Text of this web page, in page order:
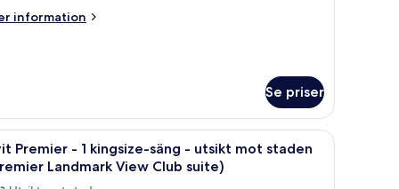
information
Se priser
utsikt över staden, en platt-TV som är monterad på väggen, en bekväm
Ett modernt hotellrum med ett stort fönster
6 Premier - 1 kingsize-säng - utsikt mot staden
Landmark View Club suite)